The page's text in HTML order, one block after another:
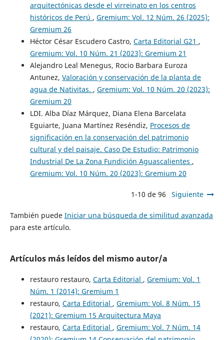
arquitectónicas desde el virreinato en los centros
históricos de Perú , Gremium: Vol. 12 Núm. 26 (2025):
Gremium 26
Héctor César Escudero Castro, Carta Editorial G21 ,
Gremium: Vol. 10 Núm. 21 (2023): Gremium 21
Alejandro Leal Menegus, Rocio Barbara Euroza
Antunez, Valoración y conservación de la planta de
agua de Nativitas. , Gremium: Vol. 10 Núm. 20 (2023):
Gremium 20
LDI. Alba Díaz Márquez, Diana Elena Barcelata
Eguiarte, Juana Martínez Reséndiz, Procesos de
significación en la conservación del patrimonio
cultural y del paisaje. Caso De Estudio: Patrimonio
Industrial De La Zona Fundición Aguascalientes ,
Gremium: Vol. 10 Núm. 20 (2023): Gremium 20
1-10 de 96 Siguiente
También puede Iniciar una búsqueda de similitud avanzada
para este artículo.
Artículos más leídos del mismo autor/a
restauro restauro, Carta Editorial , Gremium: Vol. 1
Núm. 1 (2014): Gremium 1
restauro, Carta Editorial , Gremium: Vol. 8 Núm. 15
(2021): Gremium 15 Arquitectura Maya
restauro, Carta Editorial , Gremium: Vol. 7 Núm. 14